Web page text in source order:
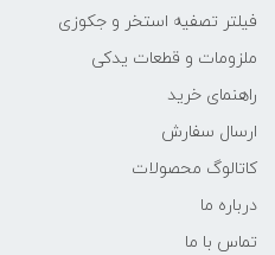
فیلتر تصفیه استخر و جکوزی
ملزومات و قطعات یدکی
راهنمای خرید
ارسال سفارش
کاتالوگ محصولات
درباره ما
تماس با ما